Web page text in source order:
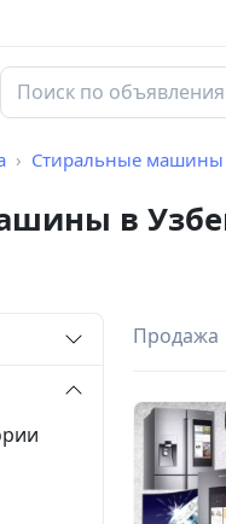
Стиральные машины
в
Продажа